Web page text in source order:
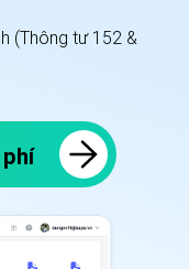
(Thông tư 152 &